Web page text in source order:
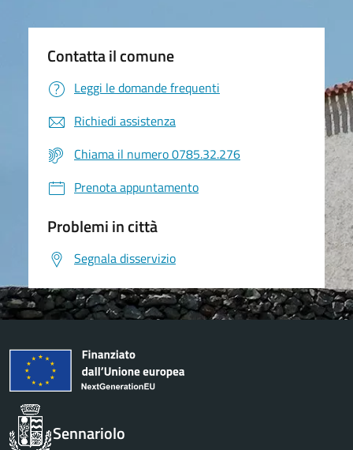
Contatta il comune
Leggi le domande frequenti
Richiedi assistenza
Chiama il numero 0785.32.276
Prenota appuntamento
Problemi in città
Segnala disservizio
Sennariolo